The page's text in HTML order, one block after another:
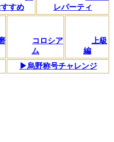
すめ
レパーティ
コロシア
ム
上級
編
▶烏野称号チャレンジ